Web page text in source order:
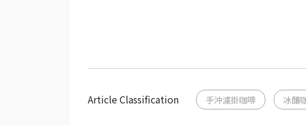
Article Classification 手沖濾掛咖啡 冰釀